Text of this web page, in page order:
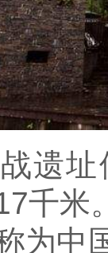
址
千米
为中